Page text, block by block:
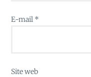
E-mail *
Site web